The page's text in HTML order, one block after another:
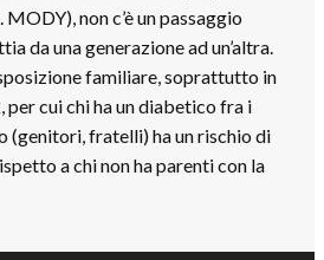
non c’è un passaggio
da una generazione ad un’altra.
familiare, soprattutto in
cui chi ha un diabetico fra i
(genitori, fratelli) ha un rischio di
a chi non ha parenti con la